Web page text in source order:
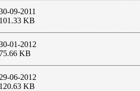
09-2011
101.33 KB
01-2012
75.66 KB
29-06-2012
120.63 KB